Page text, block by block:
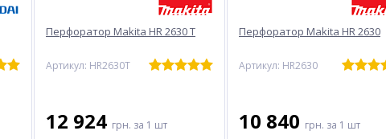
Перфоратор Makita HR 2630 T
Артикул: HR2630T
12 924 грн. за 1 шт
Перфоратор Makita HR 2630
Артикул: HR2630
10 840 грн. за 1 шт